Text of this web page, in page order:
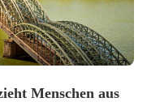
Menschen aus